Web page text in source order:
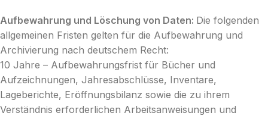
Aufbewahrung und Löschung von Daten: Die folgenden
allgemeinen Fristen gelten für die Aufbewahrung und
Archivierung nach deutschem Recht:
10 Jahre – Aufbewahrungsfrist für Bücher und
Aufzeichnungen, Jahresabschlüsse, Inventare,
Lageberichte, Eröffnungsbilanz sowie die zu ihrem
Verständnis erforderlichen Arbeitsanweisungen und